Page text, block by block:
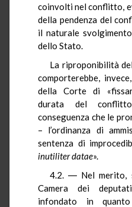
coinvolti nel conflitto,
della pendenza del
il naturale
dello Stato.
La riproponibilità
comporterebbe,
della Corte di
durata del
conseguenza che le
– l’ordinanza di
sentenza di
inutiliterdatae».
4.2. ― Nel merito,
Camera dei
infondato in